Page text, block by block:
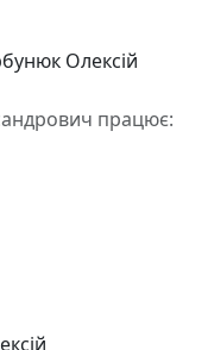
Олексій
працює: